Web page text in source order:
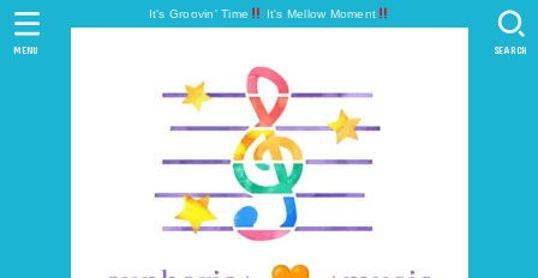
It's Groovin' Time It's Mellow Moment
SEARCH
MENU